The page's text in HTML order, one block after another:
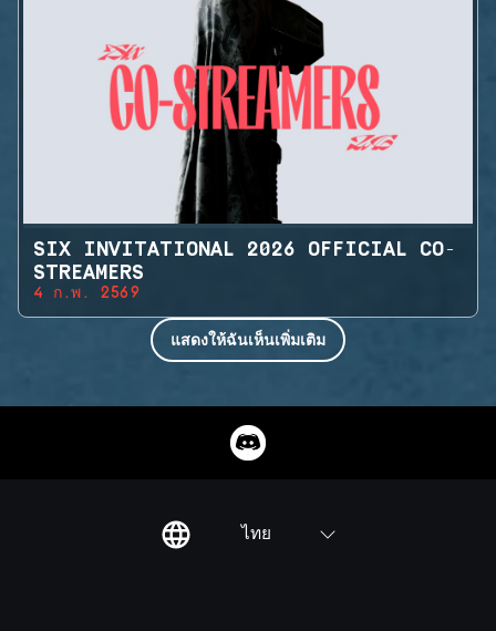
SIX INVITATIONAL 2026 OFFICIAL CO-
STREAMERS
4 ก.พ. 2569
แสดงให้ฉันเห็นเพิ่มเติม
ไทย